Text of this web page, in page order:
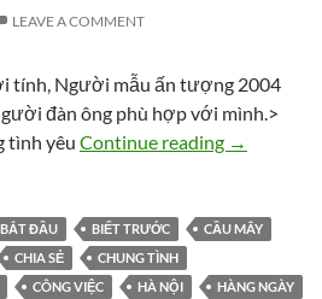
LEAVE A COMMENT
tính, Người mẫu ấn tượng 2004
đàn ông phù hợp với mình.>
tình yêu Continue reading Thúy Vinh
→
BẮT ĐẦU BIẾT TRƯỚC
CẦU MÂY
CHIA SẺ
CHUNG TÌNH
CÔNG VIỆC HÀ NỘI
HÀNG NGÀY